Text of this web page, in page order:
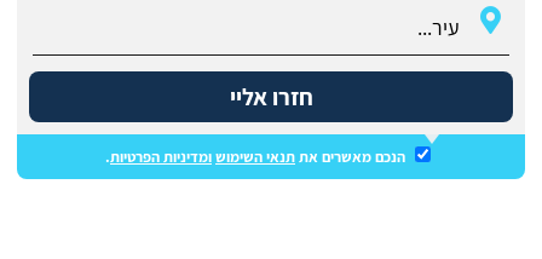
חזרו אליי
הנכם מאשרים אתתנאי השימושומדיניות הפרטיות.